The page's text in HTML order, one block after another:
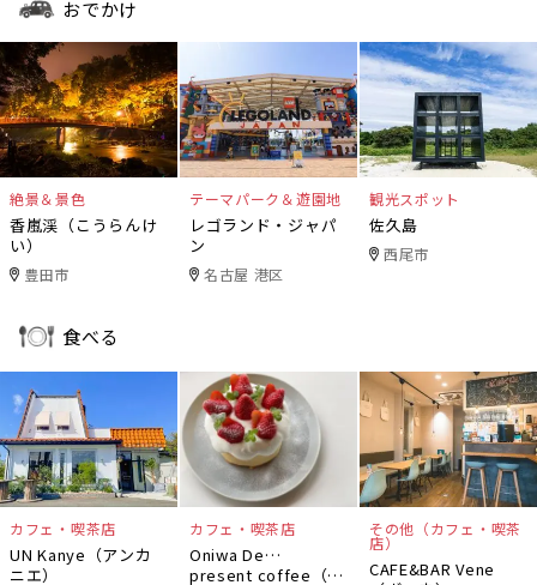
おでかけ
絶景＆景色
香嵐渓（こうらんけ
い）
豊田市
テーマパーク＆遊園地
レゴランド・ジャパ
ン
名古屋 港区
観光スポット
佐久島
西尾市
食べる
カフェ・喫茶店
UN Kanye（アンカ
ニエ）
カフェ・喫茶店
Oniwa De…
present coffee（オ
その他（カフェ・喫茶
店）
CAFE&BAR Vene